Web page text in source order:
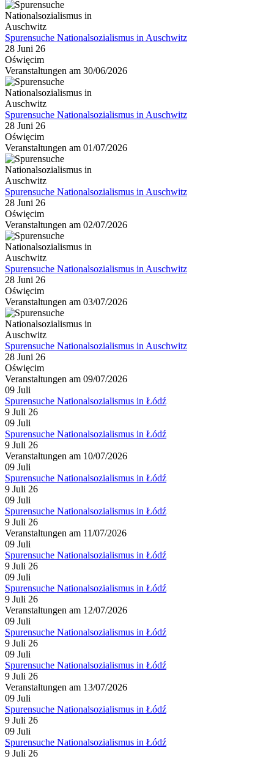
Spurensuche Nationalsozialismus in Auschwitz
28 Juni 26
Oświęcim
Veranstaltungen am 30/06/2026
Spurensuche Nationalsozialismus in Auschwitz
28 Juni 26
Oświęcim
Veranstaltungen am 01/07/2026
Spurensuche Nationalsozialismus in Auschwitz
28 Juni 26
Oświęcim
Veranstaltungen am 02/07/2026
Spurensuche Nationalsozialismus in Auschwitz
28 Juni 26
Oświęcim
Veranstaltungen am 03/07/2026
Spurensuche Nationalsozialismus in Auschwitz
28 Juni 26
Oświęcim
Veranstaltungen am 09/07/2026
09 Juli
Spurensuche Nationalsozialismus in Łódź
9 Juli 26
09 Juli
Spurensuche Nationalsozialismus in Łódź
9 Juli 26
Veranstaltungen am 10/07/2026
09 Juli
Spurensuche Nationalsozialismus in Łódź
9 Juli 26
09 Juli
Spurensuche Nationalsozialismus in Łódź
9 Juli 26
Veranstaltungen am 11/07/2026
09 Juli
Spurensuche Nationalsozialismus in Łódź
9 Juli 26
09 Juli
Spurensuche Nationalsozialismus in Łódź
9 Juli 26
Veranstaltungen am 12/07/2026
09 Juli
Spurensuche Nationalsozialismus in Łódź
9 Juli 26
09 Juli
Spurensuche Nationalsozialismus in Łódź
9 Juli 26
Veranstaltungen am 13/07/2026
09 Juli
Spurensuche Nationalsozialismus in Łódź
9 Juli 26
09 Juli
Spurensuche Nationalsozialismus in Łódź
9 Juli 26